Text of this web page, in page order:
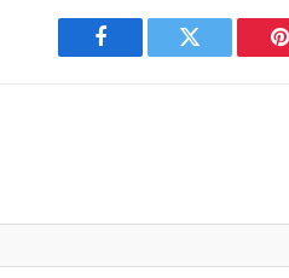
Facebook Twitter